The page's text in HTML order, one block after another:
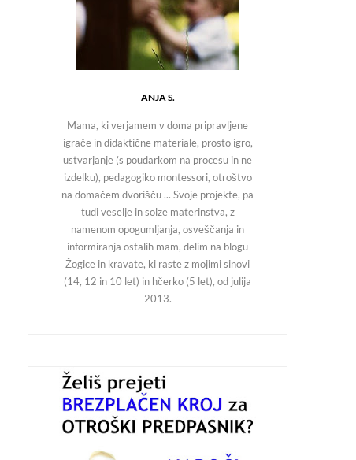
ANJA S.
Mama, ki verjamem v doma pripravljene
igrače in didaktične materiale, prosto igro,
ustvarjanje (s poudarkom na procesu in ne
izdelku), pedagogiko montessori, otroštvo
na domačem dvorišču ... Svoje projekte, pa
tudi veselje in solze materinstva, z
namenom opogumljanja, osveščanja in
informiranja ostalih mam, delim na blogu
Žogice in kravate, ki raste z mojimi sinovi
(14, 12 in 10 let) in hčerko (5 let), od julija
2013.